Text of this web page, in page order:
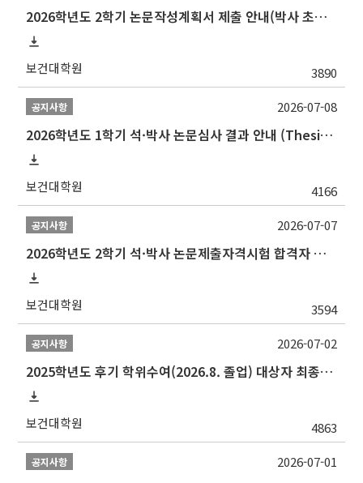
2026학년도 2학기 논문작성계획서 제출 안내(박사 초심 일정 포함)_Thesis Proposal
보건대학원 3890
공지사항
2026학년도 1학기 석·박사 논문심사 결과 안내 (Thesis Defense Result)
보건대학원 4166
2026-07-08
공지사항
2026학년도 2학기 석·박사 논문제출자격시험 합격자 공고(TSQ Exam Result)
보건대학원 3594
2026-07-07
공지사항
2025학년도 후기 학위수여(2026.8. 졸업) 대상자 최종인준 논문 제출 안내
보건대학원 4863
2026-07-02
공지사항 2026-07-01